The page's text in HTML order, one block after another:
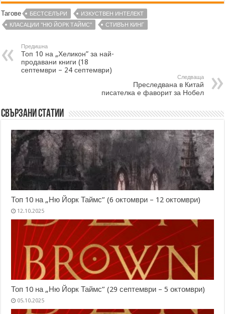
Тагове БЕСТСЕЛЪРИ
ИЗКУСТВЕН ИНТЕЛЕКТ
КЛАСАЦИИ "НЮ ЙОРК ТАЙМС"
СТИВЪН КИНГ
Предишна
Топ 10 на „Хеликон” за най-
продавани книги (18
септември – 24 септември)
Следваща
Преследвана в Китай
писателка е фаворит за Нобел
Свързани статии
Топ 10 на „Ню Йорк Таймс” (6 октомври – 12 октомври)
12.10.2025
Топ 10 на „Ню Йорк Таймс” (29 септември – 5 октомври)
05.10.2025